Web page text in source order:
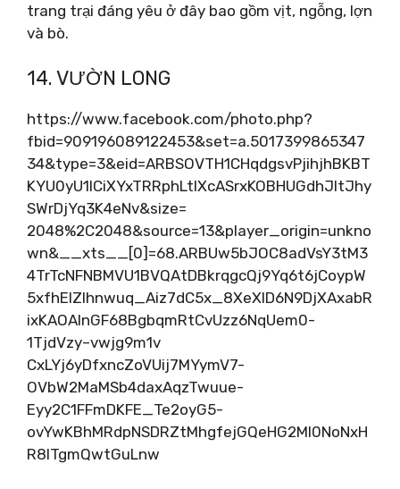
trang trại đáng yêu ở đây bao gồm vịt, ngỗng, lợn
và bò.
14. VƯỜN LONG
https://www.facebook.com/photo.php?
fbid=909196089122453&set=a.5017399865347
34&type=3&eid=ARBSOVTH1CHqdgsvPjihjhBKBT
KYU0yU1lCiXYxTRRphLtlXcASrxKOBHUGdhJItJhy
SWrDjYq3K4eNv&size=
2048%2C2048&source=13&player_origin=unkno
wn&__xts__[0]=68.ARBUw5bJOC8adVsY3tM3
4TrTcNFNBMVU1BVQAtDBkrqgcQj9Yq6t6jCoypW
5xfhElZlhnwuq_Aiz7dC5x_8XeXID6N9DjXAxabR
ixKAOAInGF68BgbqmRtCvUzz6NqUem0-
1TjdVzy–vwjg9m1v
CxLYj6yDfxncZoVUij7MYymV7-
OVbW2MaMSb4daxAqzTwuue-
Eyy2C1FFmDKFE_Te2oyG5-
ovYwKBhMRdpNSDRZtMhgfejGQeHG2Ml0NoNxH
R8ITgmQwtGuLnw